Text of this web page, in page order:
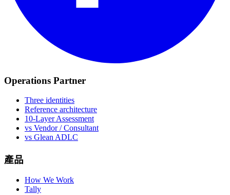
Operations Partner
Three identities
Reference architecture
10-Layer Assessment
vs Vendor / Consultant
vs Glean ADLC
產品
How We Work
Tally